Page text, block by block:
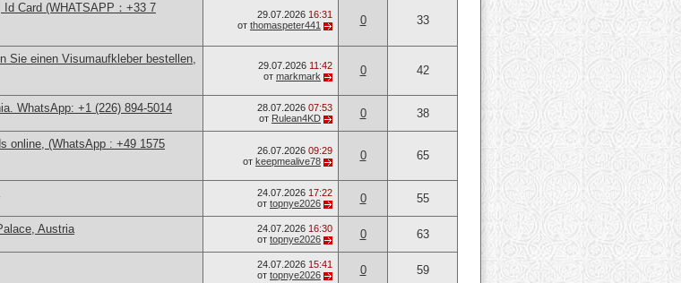
Card (WHATSAPP：+33 7
29.07.2026 16:31
от thomaspeter441 0 33
Sie einen Visumaufkleber bestellen,
29.07.2026 11:42
от markmark 0 42
WhatsApp: +1 (226) 894-5014 28.07.2026 07:53
от Rulean4KD 0 38
online, (WhatsApp : +49 1575
26.07.2026 09:29
от keepmealive78 0 65
24.07.2026 17:22
от topnye2026 0 55
Austria 24.07.2026 16:30
от topnye2026 0 63
24.07.2026 15:41
от topnye2026 0 59